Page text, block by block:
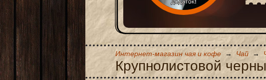
Интернет-магазин чая и кофе → Чай →
Крупнолистовой